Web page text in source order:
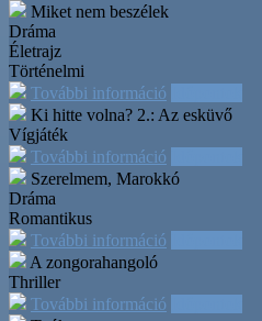
Miket nem beszélek
Dráma
Életrajz
Történelmi
További információ
Ki hitte volna? 2.: Az esküvő
Vígjáték
További információ
Szerelmem, Marokkó
Dráma
Romantikus
További információ
A zongorahangoló
Thriller
További információ